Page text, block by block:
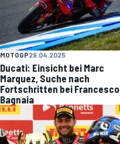
MOTOGP29.04.2025
Ducati: Einsicht bei Marc
Marquez, Suche nach
Fortschritten bei Francesco
Bagnaia